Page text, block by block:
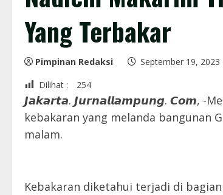
Yang Terbakar
Pimpinan Redaksi
September 19, 2023
Dilihat :
254
𝙅𝙖𝙠𝙖𝙧𝙩𝙖. 𝙅𝙪𝙧𝙣𝙖𝙡𝙡𝙖𝙢𝙥𝙪𝙣𝙜. 𝘾𝙤𝙢, -
kebakaran yang melanda bangunan
malam.
Kebakaran diketahui terjadi di